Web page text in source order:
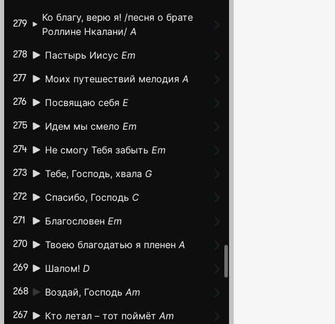
279
Ко благу, верю я! /песня о брате
Роллине Нкалани/A
278 Пастырь Иисус Em
277 Моих путешествий мелодия A
276 Посвящаю себя E
275 Идем мы смело Em
274 Не смогу Тебя забыть Em
273 Тебе, Господь, хвала G
272 Спасибо, Господь C
271 Благословен Em
270 Твоею благодатью я пленен A
269 Шалом! D
268 Воздай, Господь Am
267 Кто летал – тот поймёт Am